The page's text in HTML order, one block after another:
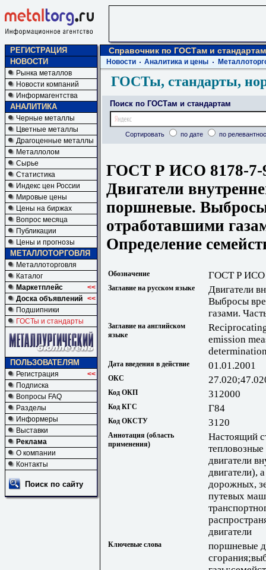
РЕГИСТРАЦИЯ
НОВОСТИ
Рынка металлов
Новости компаний
Информагентства
АНАЛИТИКА
Черные металлы
Цветные металлы
Драгоценные металлы
Металлолом
Сырье
Статистика
Индекс цен России
Мировые цены
Цены на биржах
Вопрос месяца
Публикации
Цены и прогнозы
МЕТАЛЛОТОРГОВЛЯ
Металлоторговля
Каталог
Маркетплейс
<<
Доска объявлений <<
Подшипники
ГОСТы и стандарты
ПОЛЬЗОВАТЕЛЯМ
Регистрация
<<
Подписка
Вопросы FAQ
Разделы
Информеры
Выставки
Реклама
О компании
Контакты
Поиск по сайту
Справочник по ГОСТам и стандартам
Новости Аналитика и цены
ГОСТы, стандарты,
Поиск по ГОСТам и стандартам
Сортировать по дате по
ГОСТ Р ИСО 8178-7-
Двигатели
поршневые.
отработавшими
Определение
Обозначение ГОСТ Р ИСО
Заглавие на русском языке
Двигатели
Выбросы
газами.
Заглавие на английском
языке
emission
Дата введения в действие 01.01.2001
ОКС
Код ОКП 312000
Код КГС Г84
Код ОКСТУ 3120
Аннотация (область
применения)
Настоящий
двигатели
двигатели),
дорожных,
путевых
двигатели
Ключевые слова
поршневые